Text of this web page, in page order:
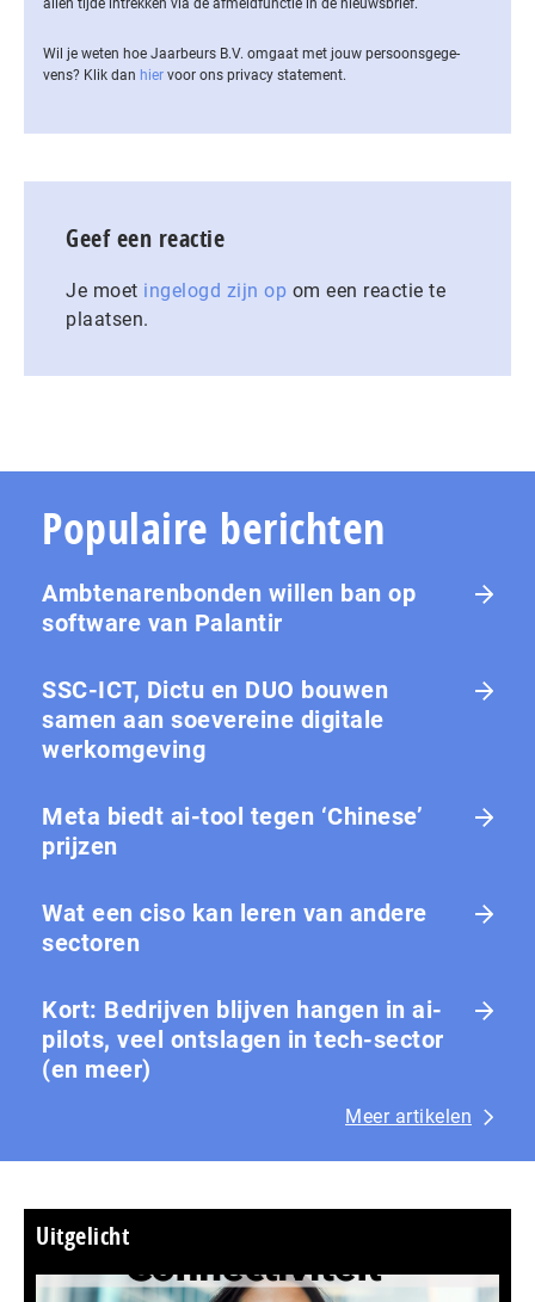
Wil je weten hoe Jaarbeurs B.V. omgaat met jouw per­soons­ge­ge­
vens? Klik dan hier voor ons privacy statement.
Geef een reactie
Je moet ingelogd zijn op om een reactie te
plaatsen.
Populaire berichten
Ambtenarenbonden willen ban op
software van Palantir
SSC-ICT, Dictu en DUO bouwen
samen aan soevereine digitale
werkomgeving
Meta biedt ai-tool tegen ‘Chinese’
prijzen
Wat een ciso kan leren van andere
sectoren
Kort: Bedrijven blijven hangen in ai-
pilots, veel ontslagen in tech-sector
(en meer)
Meer artikelen
Uitgelicht